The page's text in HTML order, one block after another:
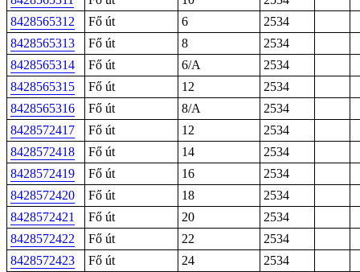
8428565312
Fő út 6
2534
8428565313
Fő út 8
2534
8428565314
Fő út 6/A
2534
8428565315
Fő út 12
2534
8428565316
Fő út 8/A
2534
8428572417
Fő út 12
2534
8428572418
Fő út 14
2534
8428572419
Fő út 16
2534
8428572420
Fő út 18
2534
8428572421
Fő út 20
2534
8428572422
Fő út 22
2534
8428572423
Fő út 24
2534